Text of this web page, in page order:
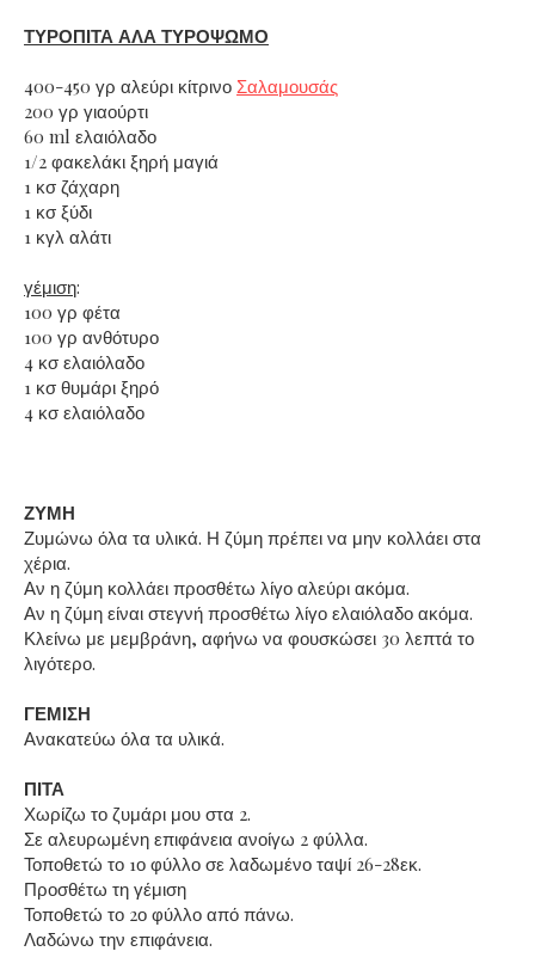
ΤΥΡΟΠΙΤΑ ΑΛΑ ΤΥΡΟΨΩΜΟ
400-450 γρ αλεύρι κίτρινο Σαλαμουσάς
200 γρ γιαούρτι
60 ml ελαιόλαδο
1/2 φακελάκι ξηρή μαγιά
1 κσ ζάχαρη
1 κσ ξύδι
1 κγλ αλάτι
γέμιση:
100 γρ φέτα
100 γρ ανθότυρο
4 κσ ελαιόλαδο
1 κσ θυμάρι ξηρό
4 κσ ελαιόλαδο
ΖΥΜΗ
Ζυμώνω όλα τα υλικά. Η ζύμη πρέπει να μην κολλάει στα
χέρια.
Αν η ζύμη κολλάει προσθέτω λίγο αλεύρι ακόμα.
Αν η ζύμη είναι στεγνή προσθέτω λίγο ελαιόλαδο ακόμα.
Κλείνω με μεμβράνη, αφήνω να φουσκώσει 30 λεπτά το
λιγότερο.
ΓΕΜΙΣΗ
Ανακατεύω όλα τα υλικά.
ΠΙΤΑ
Χωρίζω το ζυμάρι μου στα 2.
Σε αλευρωμένη επιφάνεια ανοίγω 2 φύλλα.
Τοποθετώ το 1ο φύλλο σε λαδωμένο ταψί 26-28εκ.
Προσθέτω τη γέμιση
Τοποθετώ το 2ο φύλλο από πάνω.
Λαδώνω την επιφάνεια.